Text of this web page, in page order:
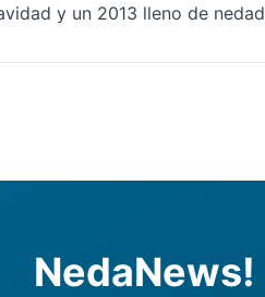
y un 2013 lleno de
NedaNews!